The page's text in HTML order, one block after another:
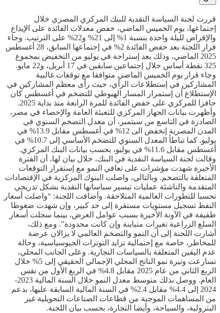
قررت لجنة السياسة النقدية للبنك المركزي المصري خلال
إجتماعها، يوم الخميس الماضي، خفض معدلات الفائدة على الإيداع
والإقراض لليلة واحدة بنسبة 1% إلى 21% و22% على الترتيب. وجاء
قرار اللجنة بعد خفض الفائدة 2% في إجتماعها السابق، 28 أغسطس
2025 الماضي، وذلك بعد إستراحة في يوليو من التخفيض بمجموع
325 نقطة أساس خلال إجتماعين سابقين في 17 أبريل، و22 مايو.
وجاء قرار يوم الخميس الماضي متوافقا مع توقعات غالبية
المشاركين في إستطلاعات الرأي، حيث رأى معظم المشاركين في
الإستطلاع أن إستمرار المسار الهبوطي للتضخم في أغسطس كان
حافزا للمركزي على خفض الفائدة للمرة الرابعة منذ بداية 2025.
وأظهرت بيانات الجهاز المركزي للتعبئة العامة والإحصاء في مصر،
الصادرة في التاسع من سبتمبر، أن معدل التضخم السنوي في
المدن المصرية إنخفض الى 12% في أغسطس مقابل 13.9% في
يوليو. كما تباطأ المعدل السنوي للتضخم الأساسي إلى 10.7% في
أغسطس مقابل 11.6% في يوليو، بحسب بيانات البنك المركزي.
وقالت لجنة السياسة النقدية في البنك، خلال بيان لها، أن الفترة
الأخيرة شهدت مؤشرات على تعافي النمو مع إستقرار التوقعات
المتعلقة بالتضخم. وبالتالي، واصلت البنوك المركزية في الإقتصادات
المتقدمة والناشئة عمليات تيسير سياساتها النقدية بشكل تدريجي
تحسبا للتطورات العالمية المتلاحقة. وأضافت اللجنة: “واصلت أسعار
النفط تسجيل مستويات مستقرة إلى حد كبير، وإن شهدت ضغوطا
طفيفة في الآونة الأخيرة بسبب عوامل العرض، بينما سجلت أسعار
السلع الزراعية تغيرات متباينة وإن كانت محدودة”. ومع ذلك،
أشارت اللجنة إلى أن النمو والتضخم العالمي لا يزالان عرضة
للمخاطر، خاصة مع إحتمالية تزايد التوترات الجيوسياسية، وحالة
عدم اليقين المتعلقة بالسياسات التجارية. وعلى الجانب المحلي،
تسارعت وتيرة نمو الناتج المحلي الإجمالي الحقيقي إلى 5% خلال
الربع الثاني من عام 2025 مقابل 4.8% في الربع الأول من نفس
العام. ووصل بذلك متوسط معدل النمو خلال السنة المالية 2023-
2024 إلى 4.4% مقابل 2.4% في السنة المالية السابقة عليها، بدعم
من المساهمات الموجبة من قطاعات الصناعات التحويلية غير
البترولية، والسياحة، وأيضا التجارة، بحسب بيان اللجنة.